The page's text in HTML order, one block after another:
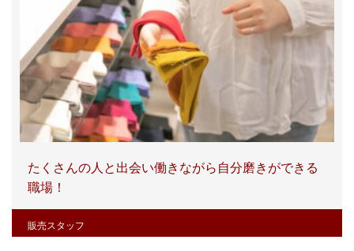
たくさんの人と出会い働きながら自分磨きができる
職場！
販売スタッフ